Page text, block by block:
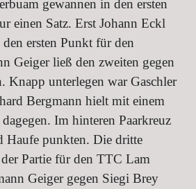
gewannen in den ersten
einen Satz. Erst Johann Eckl
ersten Punkt für den
Geiger ließ den zweiten gegen
Knapp unterlegen war Gaschler
Bergmann hielt mit einem
Im hinteren Paarkreuz
Haufe punkten. Die dritte
Partie für den TTC Lam
Geiger gegen Siegi Brey